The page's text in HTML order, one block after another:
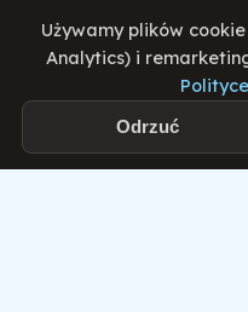
Akceptuję
Używamy plików
Analytics) i
Odrzuć